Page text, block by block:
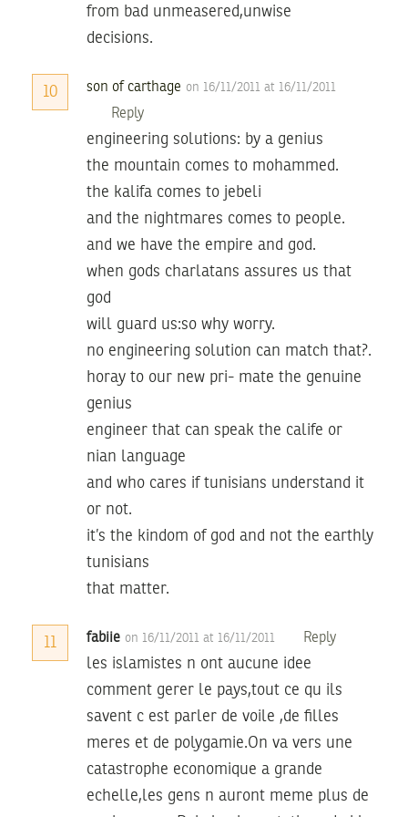
from bad unmeasered,unwise
decisions.
10 son of carthage on 16/11/2011 at 16/11/2011
Reply
engineering solutions: by a genius
the mountain comes to mohammed.
the kalifa comes to jebeli
and the nightmares comes to people.
and we have the empire and god.
when gods charlatans assures us that
god
will guard us:so why worry.
no engineering solution can match that?.
horay to our new pri- mate the genuine
genius
engineer that can speak the calife or
nian language
and who cares if tunisians understand it
or not.
it’s the kindom of god and not the earthly
tunisians
that matter.
11 fabiie on 16/11/2011 at 16/11/2011 Reply
les islamistes n ont aucune idee
comment gerer le pays,tout ce qu ils
savent c est parler de voile ,de filles
meres et de polygamie.On va vers une
catastrophe economique a grande
echelle,les gens n auront meme plus de